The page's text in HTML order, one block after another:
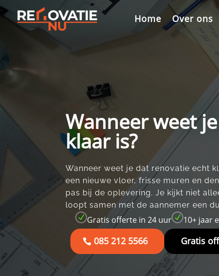
Home Over ons
Videospeler
Wanneer weet
klaar is?
Wanneer weet je dat renovatie echt
een nieuwe vloer, frisse muren en
pas bij de oplevering.​ Je kijkt niet
loopt samen met de aannemer een
N Gratis offerte in 24 uur N 10+ jaar
085 212 5566 Gratis